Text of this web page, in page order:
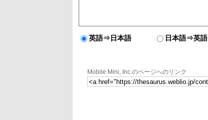
英語⇒日本語 日本語⇒英語
Mobile Mini, Inc.のページへのリンク